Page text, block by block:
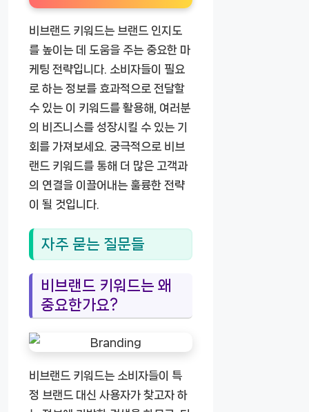
비브랜드 키워드는 브랜드 인지도
를 높이는 데 도움을 주는 중요한 마
케팅 전략입니다. 소비자들이 필요
로 하는 정보를 효과적으로 전달할
수 있는 이 키워드를 활용해, 여러분
의 비즈니스를 성장시킬 수 있는 기
회를 가져보세요. 궁극적으로 비브
랜드 키워드를 통해 더 많은 고객과
의 연결을 이끌어내는 훌륭한 전략
이 될 것입니다.
자주 묻는 질문들
비브랜드 키워드는 왜
중요한가요?
비브랜드 키워드는 소비자들이 특
정 브랜드 대신 사용자가 찾고자 하